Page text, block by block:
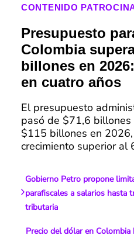
CONTENIDO
Presupuesto
Colombia
billones en
en cuatro años
El presupuesto
pasó de $71,6
$115 billones en
crecimiento superior al
Gobierno Petro propone
parafiscales a salarios hasta
tributaria
Precio del dólar en Colombia